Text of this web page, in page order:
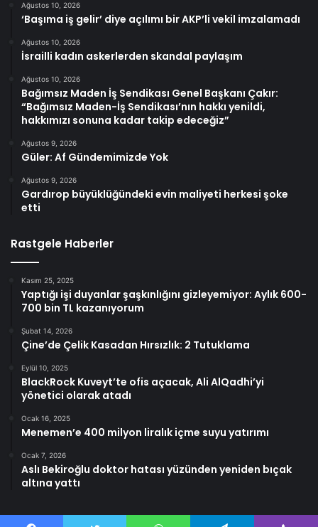
Ağustos 10, 2026
‘Başıma iş gelir’ diye açılımı bir AKP’li vekil imzalamadı
Ağustos 10, 2026
İsrailli kadın askerlerden skandal paylaşım
Ağustos 10, 2026
Bağımsız Maden İş Sendikası Genel Başkanı Çakır:
“Bağımsız Maden-İş Sendikası’nın hakkı yenildi,
hakkımızı sonuna kadar takip edeceğiz”
Ağustos 9, 2026
Güler: Af Gündemimizde Yok
Ağustos 9, 2026
Gardırop büyüklüğündeki evin maliyeti herkesi şoke
etti
Rastgele Haberler
Kasım 25, 2025
Yaptığı işi duyanlar şaşkınlığını gizleyemiyor: Aylık 600-
700 bin TL kazanıyorum
Şubat 14, 2026
Çine’de Çelik Kasadan Hırsızlık: 2 Tutuklama
Eylül 10, 2025
BlackRock Kuveyt’te ofis açacak, Ali AlQadhi’yi
yönetici olarak atadı
Ocak 16, 2025
Menemen’e 400 milyon liralık içme suyu yatırımı
Ocak 7, 2026
Aslı Bekiroğlu doktor hatası yüzünden yeniden bıçak
altına yattı